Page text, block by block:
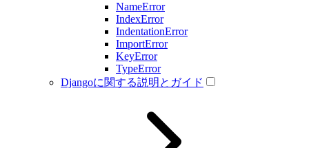
NameError
IndexError
IndentationError
ImportError
KeyError
TypeError
Djangoに関する説明とガイド